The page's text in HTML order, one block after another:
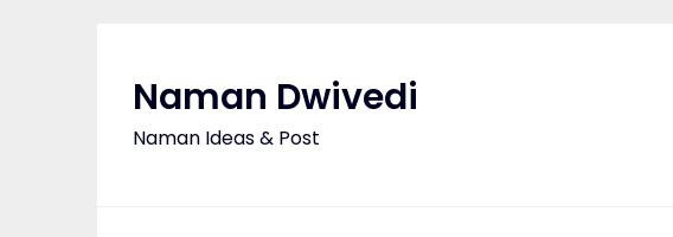
Naman Dwivedi
Naman Ideas & Post